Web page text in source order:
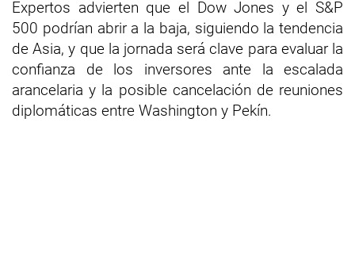
Expertos advierten que el Dow Jones y el S&P
500 podrían abrir a la baja, siguiendo la tendencia
de Asia, y que la jornada será clave para evaluar la
confianza de los inversores ante la escalada
arancelaria y la posible cancelación de reuniones
diplomáticas entre Washington y Pekín.